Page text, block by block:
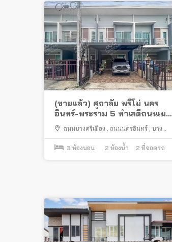
(ขายแล้ว) ศุภาลัย พรีโม่ นคร
อินทร์-พระราม 5 ทำเลดีถนนเมน
โครงการ ใกล้สะพานพระราม 5
ถนนบางศรีเมือง ถนนนครอินทร์ บาง
กร่าง , เมืองนนทบุรี
3 ห้องนอน 2 ห้องน้ำ 2 ที่จอดรถ